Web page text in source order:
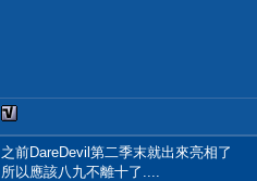
之前DareDevil第二季末就出來亮相了
所以應該八九不離十了....